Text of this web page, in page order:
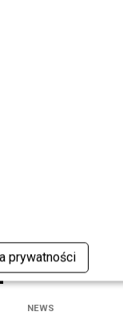
prywatności
Pomocy nadal
NEWS